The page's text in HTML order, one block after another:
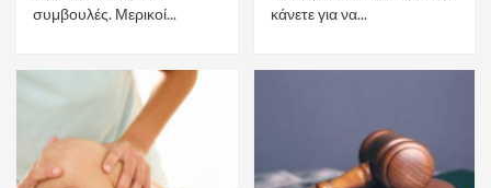
συμβουλές. Μερικοί...
κάνετε για να...